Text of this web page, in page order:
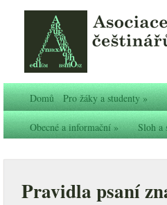
Domů Pro žáky a studenty»
Obecné a informační» Sloh a
Pravidla psaní